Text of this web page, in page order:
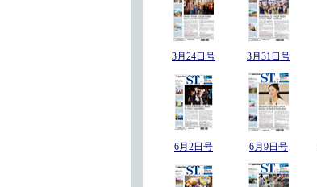
3月24日号 3月31日号
6月2日号 6月9日号